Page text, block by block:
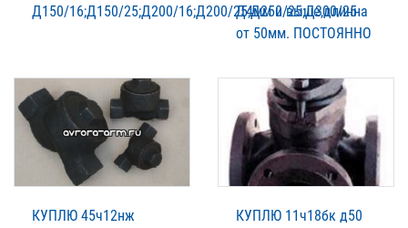
Д150/16;Д150/25;Д200/16;Д200/25;Д250/25;Д300/25
Д4мм и выше,длинна
от 50мм. ПОСТОЯННО
КУПЛЮ 45ч12нж
КУПЛЮ 11ч18бк д50